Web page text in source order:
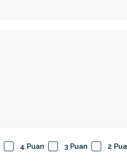
4 Puan 3 Puan 2